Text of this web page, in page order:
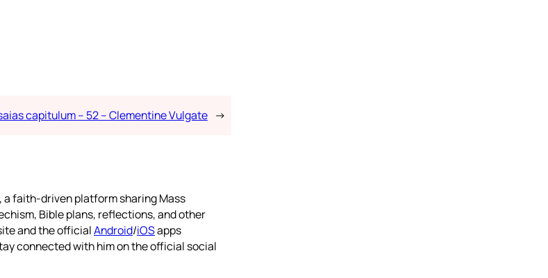
capitulum – 52 – Clementine Vulgate →
a faith-driven platform sharing Mass
Bible plans, reflections, and other
and the officialAndroid/iOSapps
connected with him on the official social